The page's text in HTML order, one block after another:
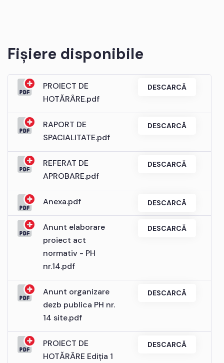
Fișiere disponibile
PROIECT DE
HOTĂRÂRE.pdf
DESCARCĂ
RAPORT DE
SPACIALITATE.pdf
DESCARCĂ
REFERAT DE
APROBARE.pdf
DESCARCĂ
Anexa.pdf DESCARCĂ
Anunt elaborare
proiect act
normativ - PH
nr.14.pdf
DESCARCĂ
Anunt organizare
dezb publica PH nr.
14 site.pdf
DESCARCĂ
PROIECT DE
HOTĂRÂRE Ediția 1
DESCARCĂ